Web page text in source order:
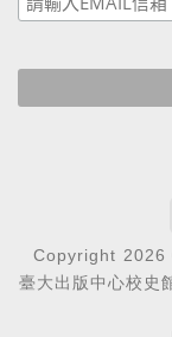
Copyright 2026
臺大出版中心校